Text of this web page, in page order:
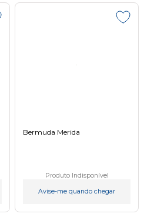
Bermuda Merida
Produto Indisponível
Avise-me quando chegar